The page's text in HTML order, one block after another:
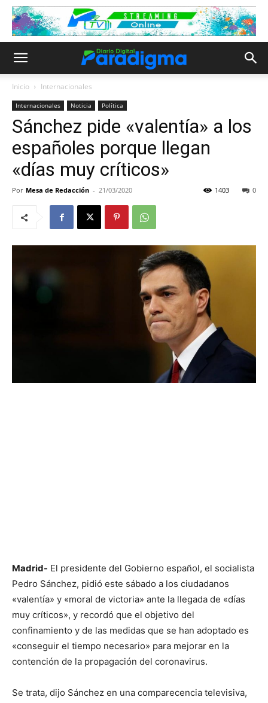
Inicio Internacionales
Internacionales Noticia Política
Sánchez pide «valentía» a los
españoles porque llegan
«días muy críticos»
Por Mesa de Redacción - 21/03/2020 0
1403
Madrid- El presidente del Gobierno español, el socialista
Pedro Sánchez, pidió este sábado a los ciudadanos
«valentía» y «moral de victoria» ante la llegada de «días
muy críticos», y recordó que el objetivo del
confinamiento y de las medidas que se han adoptado es
«conseguir el tiempo necesario» para mejorar en la
contención de la propagación del coronavirus.
Se trata, dijo Sánchez en una comparecencia televisiva,